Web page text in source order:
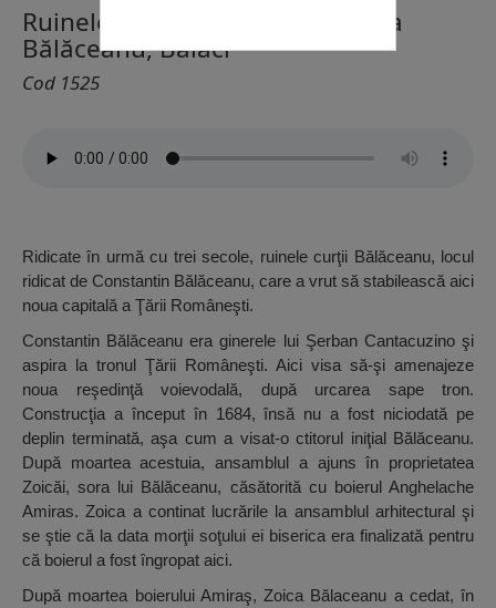
Ruinele Curții lui Constantin Aga
Bălăceanu, Balaci
Cod 1525
Ridicate în urmă cu trei secole, ruinele curţii Bălăceanu, locul
ridicat de Constantin Bălăceanu, care a vrut să stabilească aici
noua capitală a Ţării Româneşti.
Constantin Bălăceanu era ginerele lui Şerban Cantacuzino şi
aspira la tronul Ţării Româneşti. Aici visa să-şi amenajeze
noua reşedinţă voievodală, după urcarea sape tron.
Construcţia a început în 1684, însă nu a fost niciodată pe
deplin terminată, aşa cum a visat-o ctitorul iniţial Bălăceanu.
După moartea acestuia, ansamblul a ajuns în proprietatea
Zoicăi, sora lui Bălăceanu, căsătorită cu boierul Anghelache
Amiras. Zoica a continat lucrările la ansamblul arhitectural şi
se ştie că la data morţii soţului ei biserica era finalizată pentru
că boierul a fost îngropat aici.
După moartea boierului Amiraş, Zoica Bălaceanu a cedat, în